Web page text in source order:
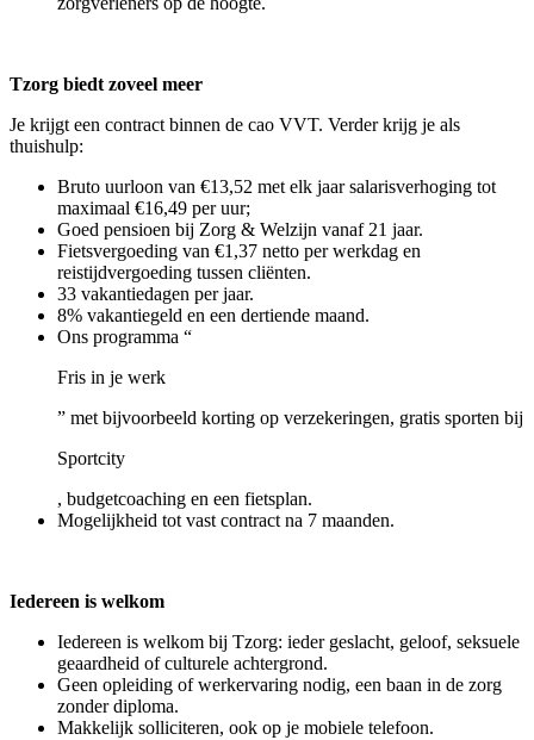
Tzorg biedt zoveel meer
Je krijgt een contract binnen de cao VVT. Verder krijg je als
thuishulp:
Bruto uurloon van €13,52 met elk jaar salarisverhoging tot
maximaal €16,49 per uur;
Goed pensioen bij Zorg & Welzijn vanaf 21 jaar.
Fietsvergoeding van €1,37 netto per werkdag en
reistijdvergoeding tussen cliënten.
33 vakantiedagen per jaar.
8% vakantiegeld en een dertiende maand.
Ons programma “
Fris in je werk
” met bijvoorbeeld korting op verzekeringen, gratis sporten bij
Sportcity
, budgetcoaching en een fietsplan.
Mogelijkheid tot vast contract na 7 maanden.
Iedereen is welkom
Iedereen is welkom bij Tzorg: ieder geslacht, geloof, seksuele
geaardheid of culturele achtergrond.
Geen opleiding of werkervaring nodig, een baan in de zorg
zonder diploma.
Makkelijk solliciteren, ook op je mobiele telefoon.